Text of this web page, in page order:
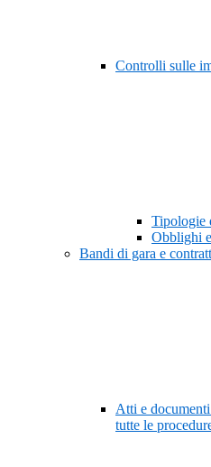
Controlli sulle
Tipologie
Obblighi
Bandi di gara e
Atti e
tutte le